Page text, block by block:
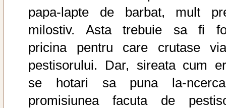
papa-lapte de barbat, mult
milostiv. Asta trebuie sa fi
pricina pentru care crutase
pestisorului. Dar, sireata cum
se hotari sa puna la-
promisiunea facuta de